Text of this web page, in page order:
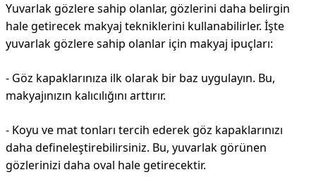
Yuvarlak gözlere sahip olanlar, gözlerini daha belirgin
hale getirecek makyaj tekniklerini kullanabilirler. İşte
yuvarlak gözlere sahip olanlar için makyaj ipuçları:
- Göz kapaklarınıza ilk olarak bir baz uygulayın. Bu,
makyajınızın kalıcılığını arttırır.
- Koyu ve mat tonları tercih ederek göz kapaklarınızı
daha defineleştirebilirsiniz. Bu, yuvarlak görünen
gözlerinizi daha oval hale getirecektir.